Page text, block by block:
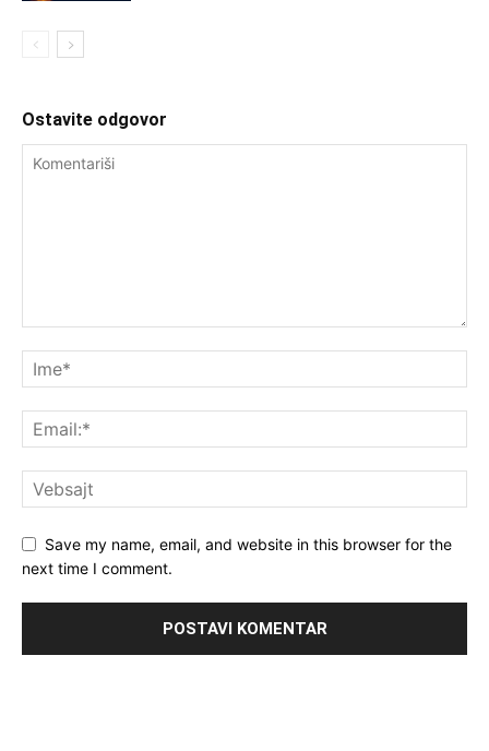
Ostavite odgovor
Save my name, email, and website in this browser for the
next time I comment.